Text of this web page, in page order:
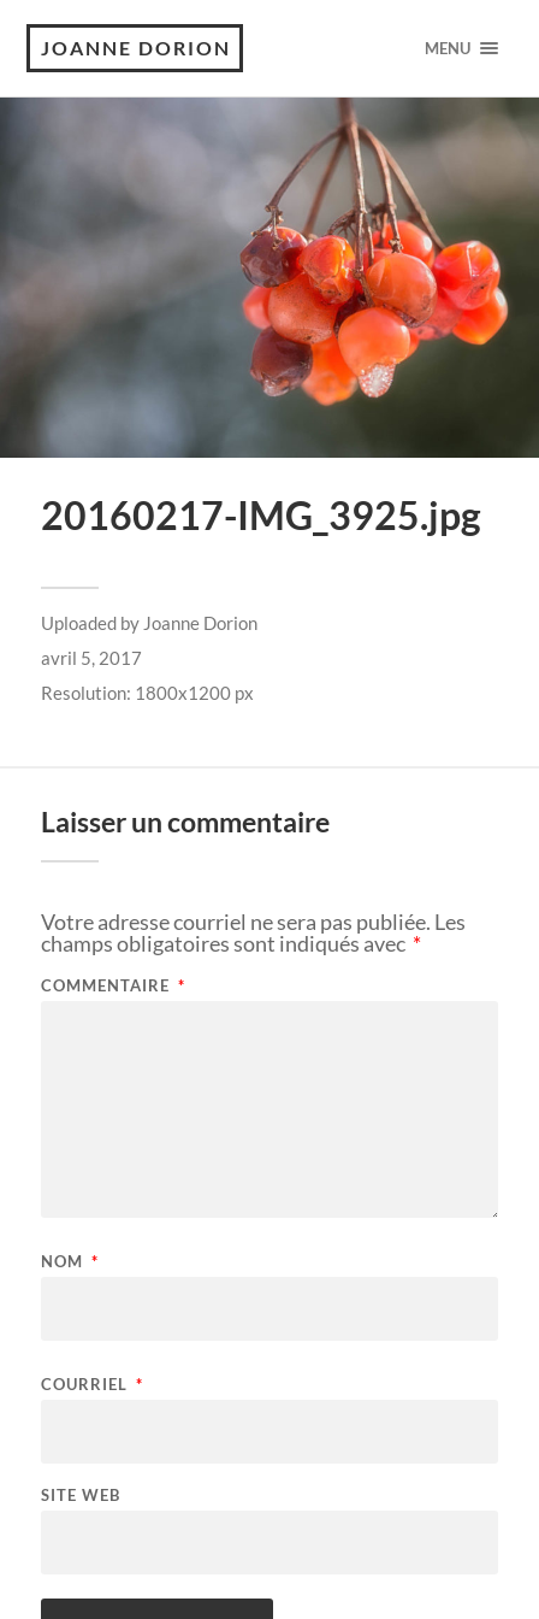
JOANNE DORION MENU
20160217-IMG_3925.jpg
Uploaded by Joanne Dorion
avril 5, 2017
Resolution: 1800x1200 px
Laisser un commentaire
Votre adresse courriel ne sera pas publiée. Les
champs obligatoires sont indiqués avec *
COMMENTAIRE *
NOM *
COURRIEL *
SITE WEB